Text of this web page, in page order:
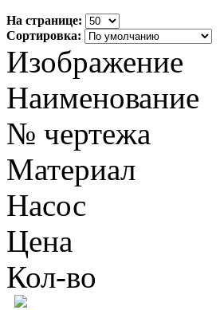
На странице:
Сортировка:
Изображение
Наименование
№ чертежа
Материал
Насос
Цена
Кол-во